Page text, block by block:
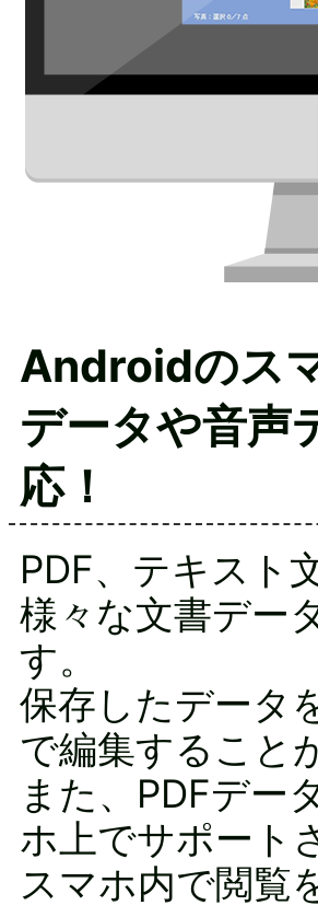
Androidのス
データや音声
応！
PDF、テキスト
様々な文書デー
す。
保存したデータ
で編集すること
また、PDFデー
ホ上でサポート
スマホ内で閲覧